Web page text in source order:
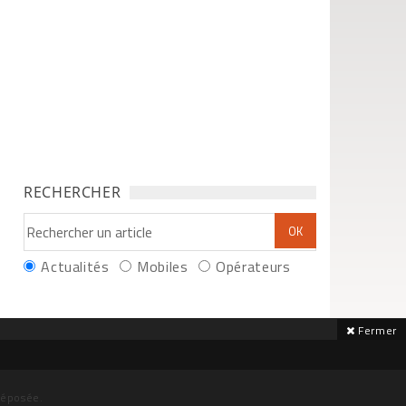
RECHERCHER
Actualités Mobiles Opérateurs
Fermer